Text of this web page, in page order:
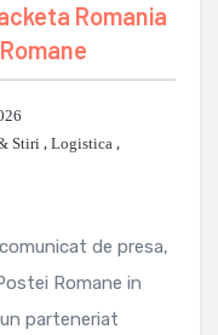
Romania
Stiri , Logistica ,
de presa,
Romane in
parteneriat